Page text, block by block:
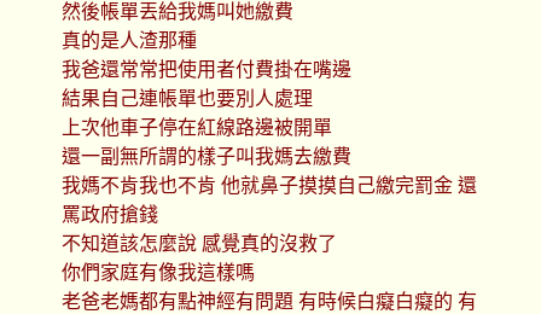
然後帳單丟給我媽叫她繳費
真的是人渣那種
我爸還常常把使用者付費掛在嘴邊
結果自己連帳單也要別人處理
上次他車子停在紅線路邊被開單
還一副無所謂的樣子叫我媽去繳費
我媽不肯我也不肯 他就鼻子摸摸自己繳完罰金 還
罵政府搶錢
不知道該怎麼說 感覺真的沒救了
你們家庭有像我這樣嗎
老爸老媽都有點神經有問題 有時候白癡白癡的 有